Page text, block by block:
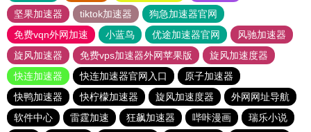
坚果加速器
tiktok加速器
狗急加速器官网
免费vqn外网加速
小蓝鸟 优途加速器官网
风驰加速器
旋风加速器
免费vps加速器外网苹果版
旋风加速度器
快连加速器
快连加速器官网入口
原子加速器
快鸭加速器
快柠檬加速器 旋风加速度器
外网网址导航
软件中心
雷霆加速 狂飙加速器 哔咔漫画
瑞乐小说